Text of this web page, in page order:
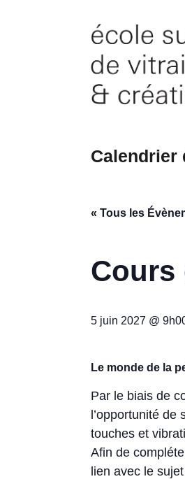
Calendrier
« Tous les
Cours
5 juin 2027 @
Le monde de la
Par le biais de
l’opportunité
touches et
Afin de
lien avec le